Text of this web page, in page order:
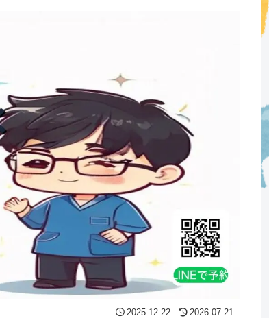
2025.12.22 2026.07.21